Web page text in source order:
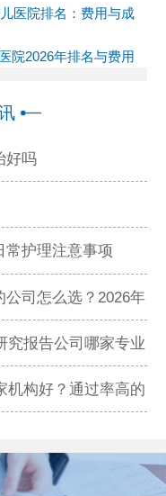
医院排名：费用与成
院2026年排名与费用
好吗
常护理注意事项
司怎么选？2026年
究报告公司哪家专业
机构好？通过率高的